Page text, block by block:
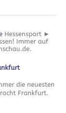
Hessensport ►
Immer auf
die neuesten
Frankfurt.